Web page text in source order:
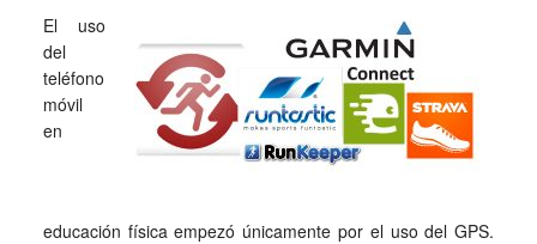
El uso
del
teléfono
móvil
en
educación física empezó únicamente por el uso del GPS.